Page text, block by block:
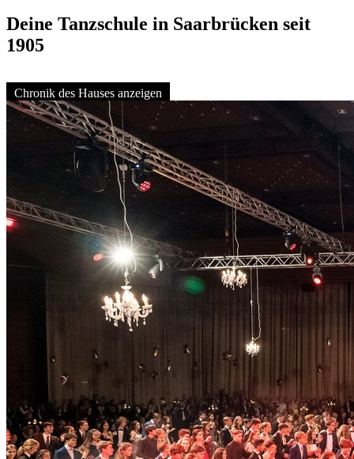
Deine Tanzschule in Saarbrücken seit
1905
Chronik des Hauses anzeigen